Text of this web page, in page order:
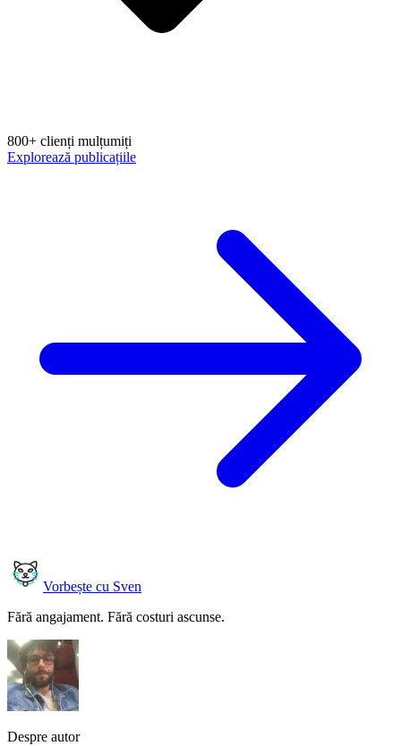
800+ clienți mulțumiți
Explorează publicațiile
Vorbește cu Sven
Fără angajament. Fără costuri ascunse.
Despre autor